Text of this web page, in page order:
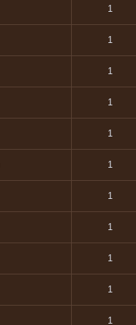
1
1
1
1
1
1
1
1
1
1
1